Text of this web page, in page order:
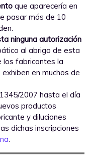
que aparecería en
pasar más de 10
ninguna autorización
al abrigo de esta
los fabricantes la
en muchos de
2007 hasta el día
productos
y diluciones
dichas inscripciones